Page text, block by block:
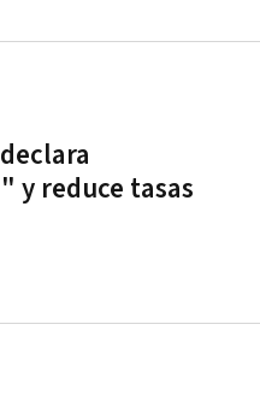
y reduce tasas